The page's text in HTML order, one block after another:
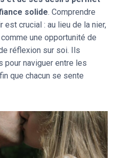
solide. Comprendre
est crucial : au lieu de la nier,
une opportunité de
réflexion sur soi. Ils
naviguer entre les
que chacun se sente